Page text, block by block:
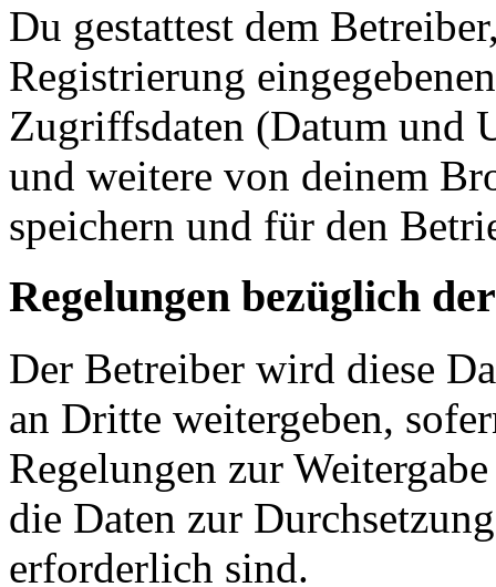
Du gestattest dem
Registrierung
Zugriffsdaten (Datum und
und weitere von deinem
speichern und für den
Regelungen bezüglich
Der Betreiber wird diese
an Dritte weitergeben,
Regelungen zur
die Daten zur
erforderlich sind.